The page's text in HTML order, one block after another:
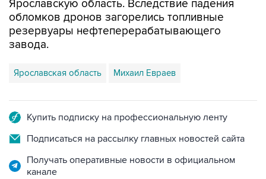
резервуары нефтеперерабатывающего
завода.
Ярославская область
Подписаться на рассылку главных новостей сайта
Получать оперативные новости в официальном
канале